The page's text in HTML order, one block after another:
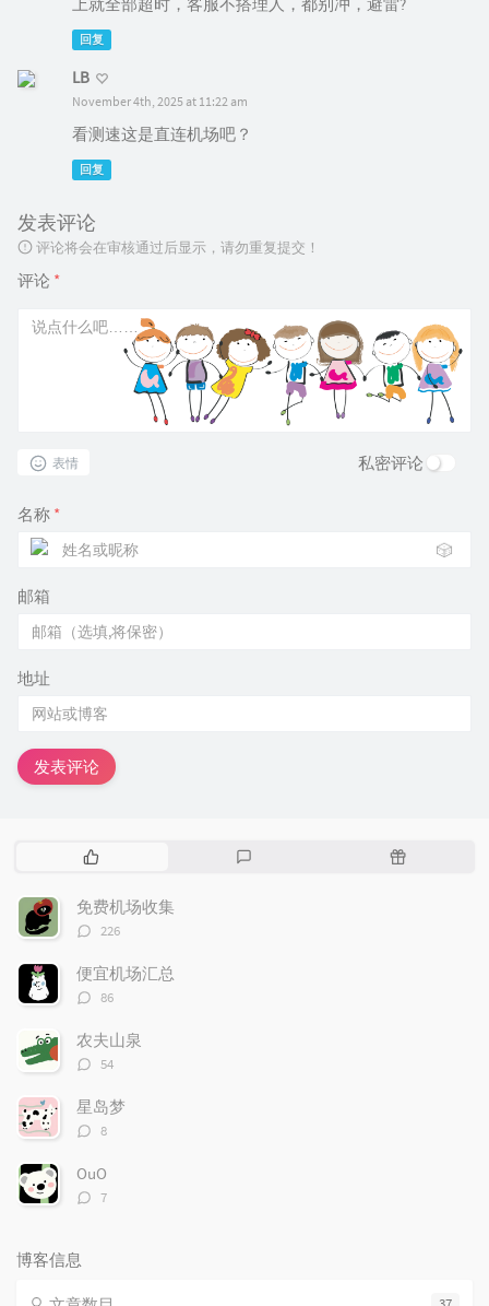
回复
LB
November 4th, 2025 at 11:22 am
看测速这是直连机场吧？
回复
发表评论
评论将会在审核通过后显示，请勿重复提交！
评论 *
表情 私密评论
名称 *
🎲
邮箱
地址
发表评论
热
文
章
随
免费机场收集
评
数：
226
便宜机场汇总
评
数：
86
农夫山泉
评
数：
54
星岛梦
评
数：
8
OuO
评
7
博客信息